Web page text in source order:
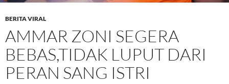
BERITA VIRAL
AMMAR ZONI SEGERA
BEBAS,TIDAK LUPUT DARI
PERAN SANG ISTRI